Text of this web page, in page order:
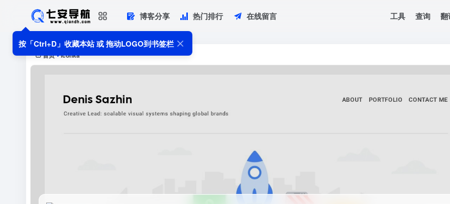
按「Ctrl+D」收藏本站 或 拖动LOGO到书签栏
博客分享 热门排行 在线留言 工具 查询 翻
首页 • Iconka
Iconka
Iconka是拥有很多可爱漂亮的卡通图标